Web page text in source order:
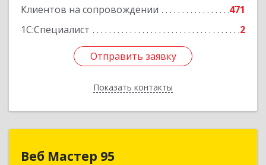
Клиентов на сопровождении
471
1С:Специалист
2
Отправить заявку
Показать контакты
Отправить заявку
Назад
Веб Мастер 95